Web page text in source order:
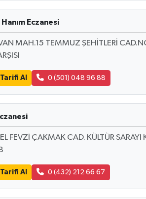
Eczanesi
MAH.15 TEMMUZ ŞEHİTLERİ
Al 0 (501) 048 96 88
FEVZİ ÇAKMAK CAD. KÜLTÜR SARAYI
Al 0 (432) 212 66 67